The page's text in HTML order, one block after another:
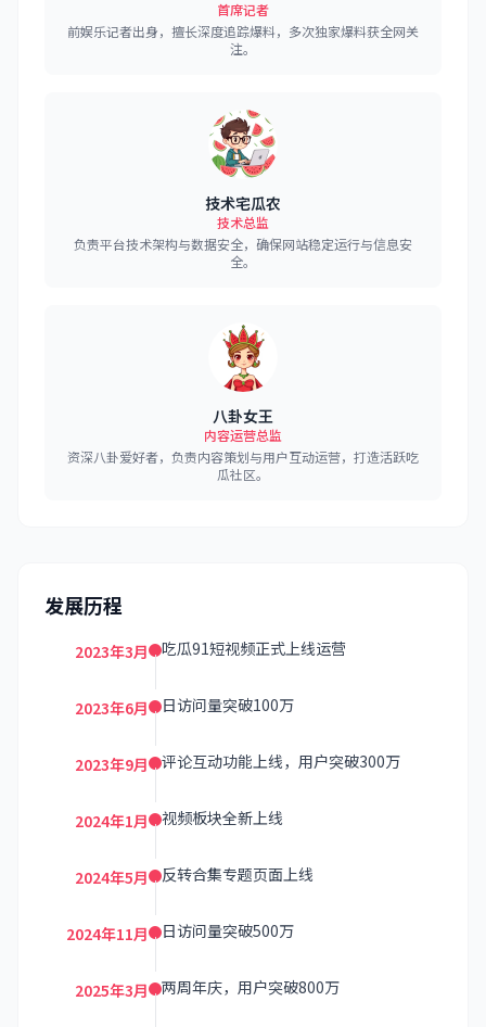
首席记者
前娱乐记者出身，擅长深度追踪爆料，多次独家爆料获全网关
注。
技术宅瓜农
技术总监
负责平台技术架构与数据安全，确保网站稳定运行与信息安
全。
八卦女王
内容运营总监
资深八卦爱好者，负责内容策划与用户互动运营，打造活跃吃
瓜社区。
发展历程
2023年3月 吃瓜91短视频正式上线运营
2023年6月 日访问量突破100万
2023年9月 评论互动功能上线，用户突破300万
2024年1月 视频板块全新上线
2024年5月 反转合集专题页面上线
2024年11月 日访问量突破500万
2025年3月 两周年庆，用户突破800万